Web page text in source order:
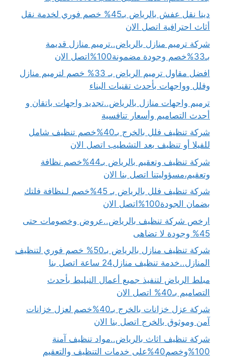
دينا نقل عفش بالرياض بـ45% خصم فوري لخدمة نقل
أثاث احترافية اتصل الان
شركة ترميم منازل بالرياض..ترميم منازل قديمة
بـ33%خصم وجودة مضمونة100%اتصل الان
افضل مقاول ترميم الرياض بـ 33% خصم لترميم منازل
وفلل وواجهات بأحدث تقنيات البناء
ترميم واجهات منازل بالرياض..تجديد واجهات باتقان و
أحدث التصاميم وأسعار تنافسية
شركة تنظيف فلل بالخرج بـ40%خصم تنظيف شامل
للفيلا أو تنظيف بعد التشطيب اتصل الان
شركة تنظيف وتعقيم بالرياض بـ44%خصم نظافة
وتعقيم،مسؤوليتنا اتصل بنا الان
شركة تنظيف فلل بالرياض بـ 45%خصم لـنظافة فلتك
بضمان الجودة100%اتصل الان
ارخص شركة تنظيف بالرياض..عروض وخصومات حتى
45% وجودة لا تضاهى
شركة تنظيف منازل بالرياض بـ50% خصم فوري لتنظيف
المنازل..خدمة تنظيف منازل24 ساعة اتصل بنا
مبلط الرياض لتنفيذ جميع أعمال التبليط بأحدث
التصاميم بـ40% اتصل الان
شركة عزل خزانات بالخرج بـ40%خصم لعزل خزانات
آمن وموثوق بالخرج اتصل بنا الان
شركة تنظيف اثاث بالرياض..مواد تنظيف آمنة
100%وخصم40%على خدمات التنظيف والتعقيم